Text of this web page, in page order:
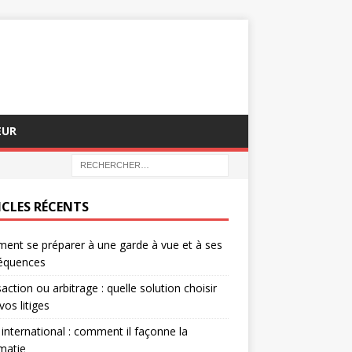
RÉCENTS
se préparer à une garde à vue et à ses
ou arbitrage : quelle solution choisir
litiges
: comment il façonne la